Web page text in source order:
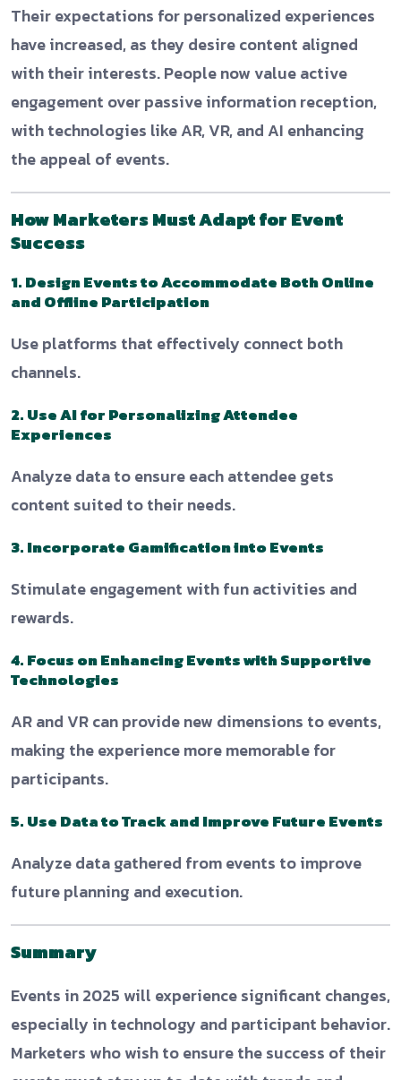
Their expectations for personalized experiences
have increased, as they desire content aligned
with their interests. People now value active
engagement over passive information reception,
with technologies like AR, VR, and AI enhancing
the appeal of events.
How Marketers Must Adapt for Event
Success
1. Design Events to Accommodate Both Online
and Offline Participation
Use platforms that effectively connect both
channels.
2. Use AI for Personalizing Attendee
Experiences
Analyze data to ensure each attendee gets
content suited to their needs.
3. Incorporate Gamification into Events
Stimulate engagement with fun activities and
rewards.
4. Focus on Enhancing Events with Supportive
Technologies
AR and VR can provide new dimensions to events,
making the experience more memorable for
participants.
5. Use Data to Track and Improve Future Events
Analyze data gathered from events to improve
future planning and execution.
Summary
Events in 2025 will experience significant changes,
especially in technology and participant behavior.
Marketers who wish to ensure the success of their